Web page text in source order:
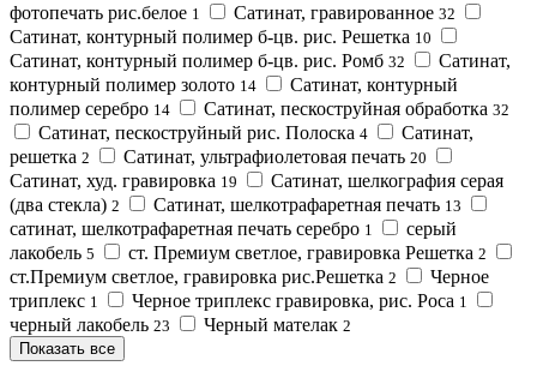
фотопечать рис.белое 1 Сатинат, гравированное 32
Сатинат, контурный полимер б-цв. рис. Решетка 10
Сатинат, контурный полимер б-цв. рис. Ромб 32
Сатинат,
контурный полимер золото 14
Сатинат, контурный
полимер серебро 14 Сатинат, пескоструйная обработка 32
Сатинат, пескоструйный рис. Полоска 4
Сатинат,
решетка 2 Сатинат, ультрафиолетовая печать 20
Сатинат, худ. гравировка 19
Сатинат, шелкография серая
(два стекла) 2 Сатинат, шелкотрафаретная печать 13
сатинат, шелкотрафаретная печать серебро 1
серый
лакобель 5 ст. Премиум светлое, гравировка Решетка 2
ст.Премиум светлое, гравировка рис.Решетка 2
Черное
триплекс 1 Черное триплекс гравировка, рис. Роса 1
черный лакобель 23 Черный мателак 2
Показать все